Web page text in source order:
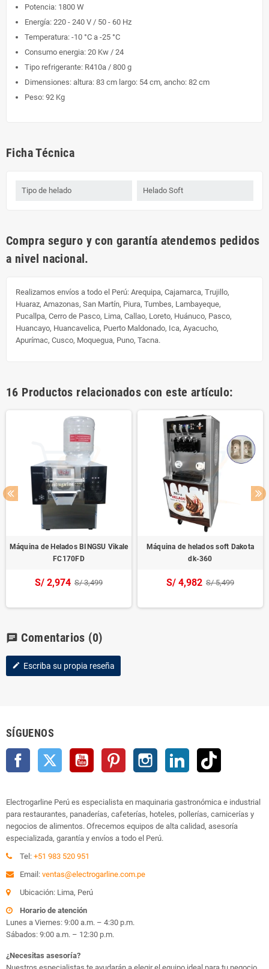
Potencia: 1800 W
Energía: 220 - 240 V / 50 - 60 Hz
Temperatura: -10 °C a -25 °C
Consumo energia: 20 Kw / 24
Tipo refrigerante: R410a / 800 g
Dimensiones: altura: 83 cm largo: 54 cm, ancho: 82 cm
Peso: 92 Kg
Ficha Técnica
Tipo de helado Helado Soft
Compra seguro y con garantía atendemos pedidos
a nivel nacional.
Realizamos envíos a todo el Perú: Arequipa, Cajamarca, Trujillo,
Huaraz, Amazonas, San Martín, Piura, Tumbes, Lambayeque,
Pucallpa, Cerro de Pasco, Lima, Callao, Loreto, Huánuco, Pasco,
Huancayo, Huancavelica, Puerto Maldonado, Ica, Ayacucho,
Apurímac, Cusco, Moquegua, Puno, Tacna.
16 Productos relacionados con este artículo:
Máquina de Helados BINGSU Vikale
FC170FD
S/ 2,974 S/ 3,499
Máquina de helados soft Dakota
dk-360
S/ 4,982 S/ 5,499
chat Comentarios (0)
edit Escriba su propia reseña
SÍGUENOS
Facebook Twitter YouTube Pinterest Instagram LinkedIn
Electrogarline Perú es especialista en maquinaria gastronómica e industrial
para restaurantes, panaderías, cafeterías, hoteles, pollerías, carnicerías y
negocios de alimentos. Ofrecemos equipos de alta calidad, asesoría
especializada, garantía y envíos a todo el Perú.
Tel: +51 983 520 951
Email: ventas@electrogarline.com.pe
Ubicación: Lima, Perú
Horario de atención
Lunes a Viernes: 9:00 a.m. – 4:30 p.m.
Sábados: 9:00 a.m. – 12:30 p.m.
¿Necesitas asesoría?